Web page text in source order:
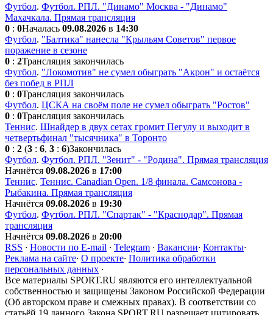
Футбол. Футбол. РПЛ. "Динамо" Москва - "Динамо"
Махачкала. Прямая трансляция
0 : 0Началась 09.08.2026 в 14:30
Футбол. "Балтика" нанесла "Крыльям Советов" первое
поражение в сезоне
0 : 2Трансляция закончилась
Футбол. "Локомотив" не сумел обыграть "Акрон" и остаётся
без побед в РПЛ
0 : 0Трансляция закончилась
Футбол. ЦСКА на своём поле не сумел обыграть "Ростов"
0 : 0Трансляция закончилась
Теннис. Шнайдер в двух сетах громит Пегулу и выходит в
четвертьфинал "тысячника" в Торонто
0 : 2 (3 : 6, 3 : 6)Закончилась
Футбол. Футбол. РПЛ. "Зенит" - "Родина". Прямая трансляция
Начнётся 09.08.2026 в 17:00
Теннис. Теннис. Сanadian Open. 1/8 финала. Самсонова -
Рыбакина. Прямая трансляция
Начнётся 09.08.2026 в 19:30
Футбол. Футбол. РПЛ. "Спартак" - "Краснодар". Прямая
трансляция
Начнётся 09.08.2026 в 20:00
RSS · Новости по E-mail · Telegram · Вакансии· Контакты·
Реклама на сайте· О проекте· Политика обработки
персональных данных ·
Все материалы SPORT.RU являются его интеллектуальной
собственностью и защищены Законом Российской Федерации
(Об авторском праве и смежных правах). В соответствии со
статьёй 19 данного Закона SPORT.RU разрешает цитировать